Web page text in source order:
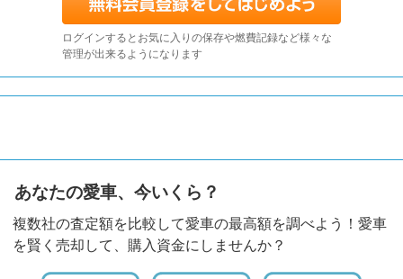
ログインするとお気に入りの保存や燃費記録など様々な
管理が出来るようになります
あなたの愛車、今いくら？
複数社の査定額を比較して愛車の最高額を調べよう！愛車
を賢く売却して、購入資金にしませんか？